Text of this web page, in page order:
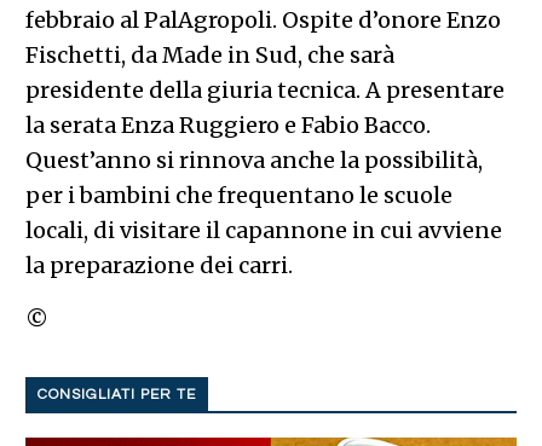
febbraio al PalAgropoli. Ospite d’onore Enzo
Fischetti, da Made in Sud, che sarà
presidente della giuria tecnica. A presentare
la serata Enza Ruggiero e Fabio Bacco.
Quest’anno si rinnova anche la possibilità,
per i bambini che frequentano le scuole
locali, di visitare il capannone in cui avviene
la preparazione dei carri.
©
CONSIGLIATI PER TE